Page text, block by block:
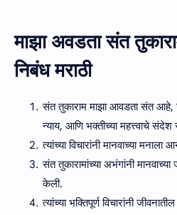
माझा अवडता संत
निबंध मराठी
संत तुकाराम माझा आवडता संत आहे,
न्याय, आणि भक्तीच्या महत्त्वाचे संदेश
त्यांच्या विचारांनी मानवाच्या
संत तुकारामांच्या अभंगांनी मानवाच्या
केली.
त्यांच्या भक्तिपूर्ण विचारांनी